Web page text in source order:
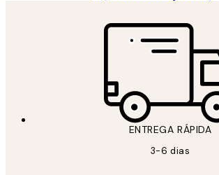
ENTREGA RÁPIDA
3-6 dias